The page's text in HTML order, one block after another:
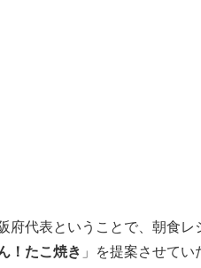
府代表ということで、朝食レ
！たこ焼き 」を提案させてい